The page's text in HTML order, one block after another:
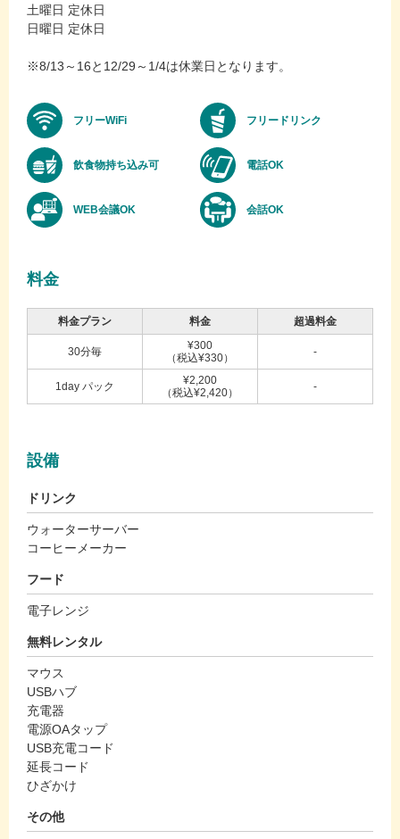
土曜日 定休日
日曜日 定休日
※8/13～16と12/29～1/4は休業日となります。
フリーWiFi フリードリンク
飲食物持ち込み可 電話OK
WEB会議OK 会話OK
料金
料金プラン 料金 超過料金
30分毎
¥300
（税込¥330）
-
1day パック
¥2,200
（税込¥2,420）
-
設備
ドリンク
ウォーターサーバー
コーヒーメーカー
フード
電子レンジ
無料レンタル
マウス
USBハブ
充電器
電源OAタップ
USB充電コード
延長コード
ひざかけ
その他